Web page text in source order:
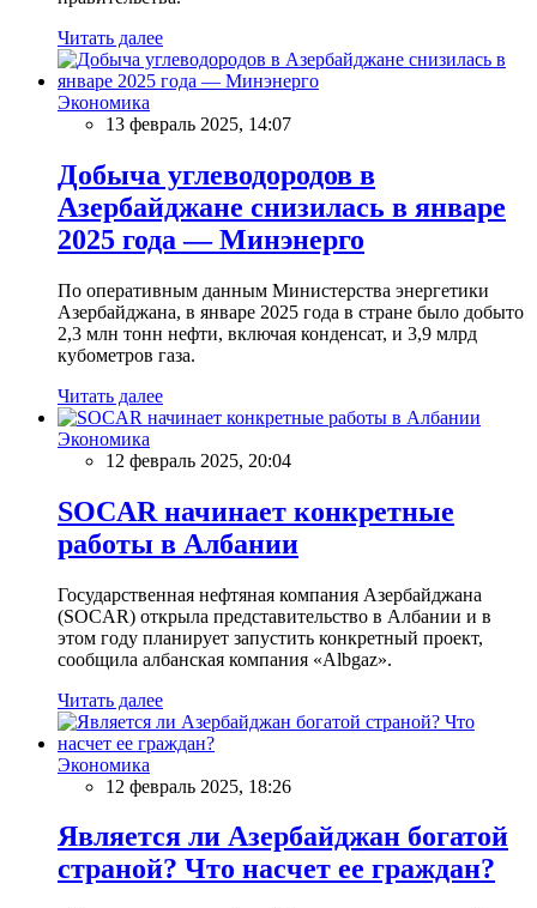
Читать далее
Экономика
13 февраль 2025, 14:07
Добыча углеводородов в
Азербайджане снизилась в январе
2025 года — Минэнерго
По оперативным данным Министерства энергетики
Азербайджана, в январе 2025 года в стране было добыто
2,3 млн тонн нефти, включая конденсат, и 3,9 млрд
кубометров газа.
Читать далее
Экономика
12 февраль 2025, 20:04
SOCAR начинает конкретные
работы в Албании
Государственная нефтяная компания Азербайджана
(SOCAR) открыла представительство в Албании и в
этом году планирует запустить конкретный проект,
сообщила албанская компания «Albgaz».
Читать далее
Экономика
12 февраль 2025, 18:26
Является ли Азербайджан богатой
страной? Что насчет ее граждан?